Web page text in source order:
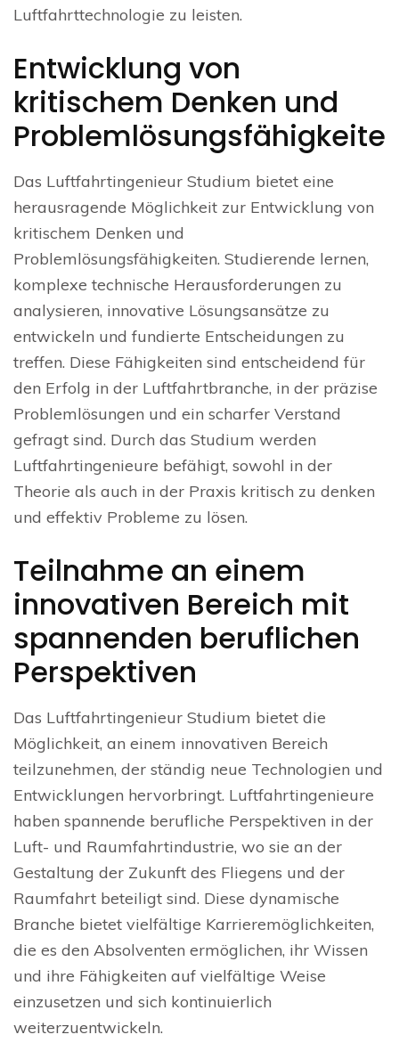
Luftfahrttechnologie zu leisten.
Entwicklung von
kritischem Denken und
Das Luftfahrtingenieur Studium bietet eine
herausragende Möglichkeit zur Entwicklung von
kritischem Denken und
Problemlösungsfähigkeiten. Studierende lernen,
komplexe technische Herausforderungen zu
analysieren, innovative Lösungsansätze zu
entwickeln und fundierte Entscheidungen zu
treffen. Diese Fähigkeiten sind entscheidend für
den Erfolg in der Luftfahrtbranche, in der präzise
Problemlösungen und ein scharfer Verstand
gefragt sind. Durch das Studium werden
Luftfahrtingenieure befähigt, sowohl in der
Theorie als auch in der Praxis kritisch zu denken
und effektiv Probleme zu lösen.
Teilnahme an einem
innovativen Bereich mit
spannenden beruflichen
Perspektiven
Das Luftfahrtingenieur Studium bietet die
Möglichkeit, an einem innovativen Bereich
teilzunehmen, der ständig neue Technologien und
Entwicklungen hervorbringt. Luftfahrtingenieure
haben spannende berufliche Perspektiven in der
Luft- und Raumfahrtindustrie, wo sie an der
Gestaltung der Zukunft des Fliegens und der
Raumfahrt beteiligt sind. Diese dynamische
Branche bietet vielfältige Karrieremöglichkeiten,
die es den Absolventen ermöglichen, ihr Wissen
und ihre Fähigkeiten auf vielfältige Weise
einzusetzen und sich kontinuierlich
weiterzuentwickeln.